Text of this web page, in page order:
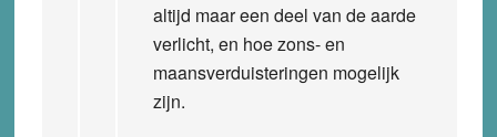
altijd maar een deel van de aarde
verlicht, en hoe zons- en
maansverduisteringen mogelijk
zijn.